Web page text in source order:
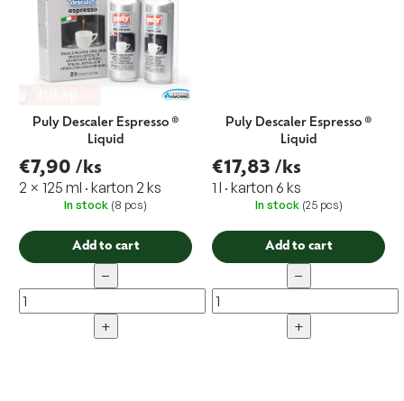
Puly Descaler Espresso ®
Liquid
€7,90 /ks
2 × 125 ml · karton 2 ks
In stock (8 pcs)
Add to cart
−
+
Puly Descaler Espresso ®
Liquid
€17,83 /ks
1 l · karton 6 ks
In stock (25 pcs)
Add to cart
−
+